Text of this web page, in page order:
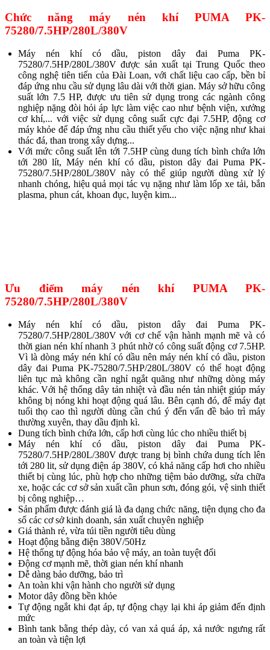
Chức năng máy nén khí PUMA PK-
75280/7.5HP/280L/380V
Máy nén khí có dầu, piston dây đai Puma PK-
75280/7.5HP/280L/380V được sản xuất tại Trung Quốc theo
công nghệ tiên tiến của Đài Loan, với chất liệu cao cấp, bền bỉ
đáp ứng nhu cầu sử dụng lâu dài với thời gian. Máy sở hữu công
suất lớn 7.5 HP, được ưu tiên sử dụng trong các ngành công
nghiệp nặng đòi hỏi áp lực làm việc cao như bệnh viện, xưởng
cơ khí,... với việc sử dụng công suất cực đại 7.5HP, động cơ
máy khỏe để đáp ứng nhu cầu thiết yếu cho việc nặng như khai
thác đá, than trong xây dựng...
Với mức công suất lên tới 7.5HP cùng dung tích bình chứa lớn
tới 280 lít, Máy nén khí có dầu, piston dây đai Puma PK-
75280/7.5HP/280L/380V này có thể giúp người dùng xử lý
nhanh chóng, hiệu quả mọi tác vụ nặng như làm lốp xe tải, bắn
plasma, phun cát, khoan đục, luyện kim...
Ưu điểm máy nén khí PUMA PK-
75280/7.5HP/280L/380V
Máy nén khí có dầu, piston dây đai Puma PK-
75280/7.5HP/280L/380V với cơ chế vận hành mạnh mẽ và có
thời gian nén khí nhanh 3 phút nhờ có công suất động cơ 7.5HP.
Vì là dòng máy nén khí có dầu nên máy nén khí có dầu, piston
dây đai Puma PK-75280/7.5HP/280L/380V có thể hoạt động
liên tục mà không cần nghỉ ngắt quãng như những dòng máy
khác. Với hệ thống dây tản nhiệt và đầu nén tản nhiệt giúp máy
không bị nóng khi hoạt động quá lâu. Bên cạnh đó, để máy đạt
tuổi thọ cao thì người dùng cần chú ý đến vấn đề bảo trì máy
thường xuyên, thay dầu định kì.
Dung tích bình chứa lớn, cấp hơi cùng lúc cho nhiều thiết bị
Máy nén khí có dầu, piston dây đai Puma PK-
75280/7.5HP/280L/380V được trang bị bình chứa dung tích lên
tới 280 lit, sử dụng điện áp 380V, có khả năng cấp hơi cho nhiều
thiết bị cùng lúc, phù hợp cho những tiệm bảo dưỡng, sửa chữa
xe, hoặc các cơ sở sản xuất cần phun sơn, đóng gói, vệ sinh thiết
bị công nghiệp…
Sản phẩm được đánh giá là đa dạng chức năng, tiện dụng cho đa
số các cơ sở kinh doanh, sản xuất chuyên nghiệp
Giá thành rẻ, vừa túi tiền người tiêu dùng
Hoạt động bằng điện 380V/50Hz
Hệ thống tự động hóa bảo vệ máy, an toàn tuyệt đối
Động cơ mạnh mẽ, thời gian nén khí nhanh
Dễ dàng bảo dưỡng, bảo trì
An toàn khi vận hành cho người sử dụng
Motor dây đồng bền khỏe
Tự động ngắt khi đạt áp, tự động chạy lại khi áp giảm đến định
mức
Bình tank bằng thép dày, có van xả quá áp, xả nước ngưng rất
an toàn và tiện lợi